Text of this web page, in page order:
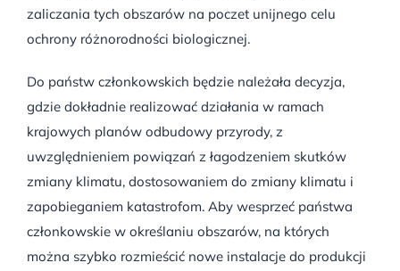
zaliczania tych obszarów na poczet unijnego celu
ochrony różnorodności biologicznej.
Do państw członkowskich będzie należała decyzja,
gdzie dokładnie realizować działania w ramach
krajowych planów odbudowy przyrody, z
uwzględnieniem powiązań z łagodzeniem skutków
zmiany klimatu, dostosowaniem do zmiany klimatu i
zapobieganiem katastrofom. Aby wesprzeć państwa
członkowskie w określaniu obszarów, na których
można szybko rozmieścić nowe instalacje do produkcji